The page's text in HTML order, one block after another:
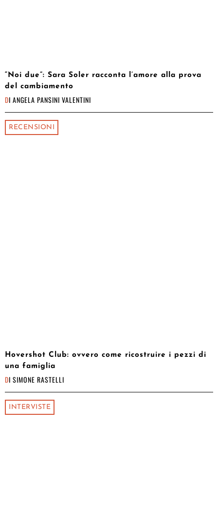
“Noi due”: Sara Soler racconta l’amore alla prova
del cambiamento
DI ANGELA PANSINI VALENTINI
RECENSIONI
Hovershot Club: ovvero come ricostruire i pezzi di
una famiglia
DI SIMONE RASTELLI
INTERVISTE